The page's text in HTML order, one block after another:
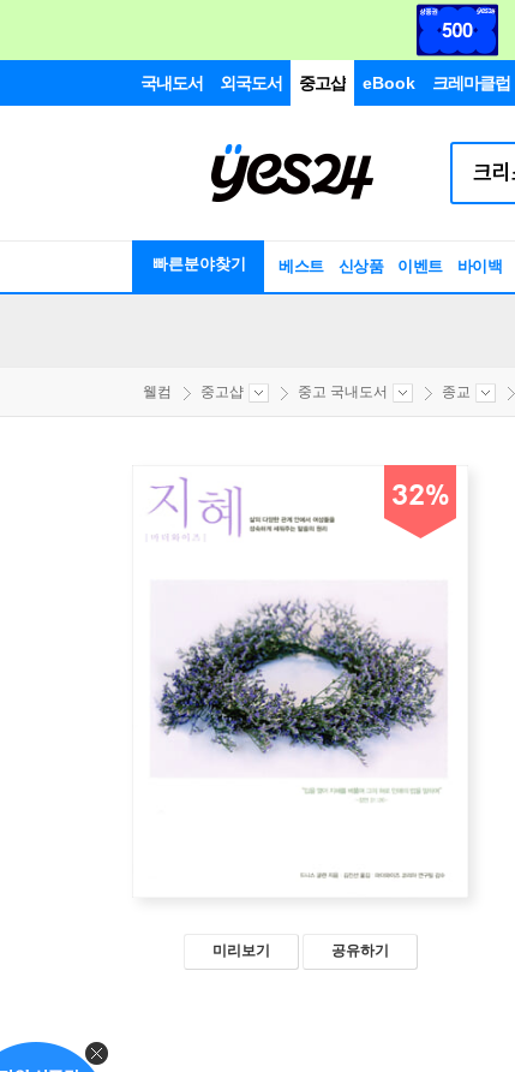
국내도서 외국도서 중고샵 eBook 크레마클럽
빠른분야찾기 베스트 신상품 이벤트 바이백
웰컴 중고샵 중고 국내도서 종교
32%
미리보기 공유하기